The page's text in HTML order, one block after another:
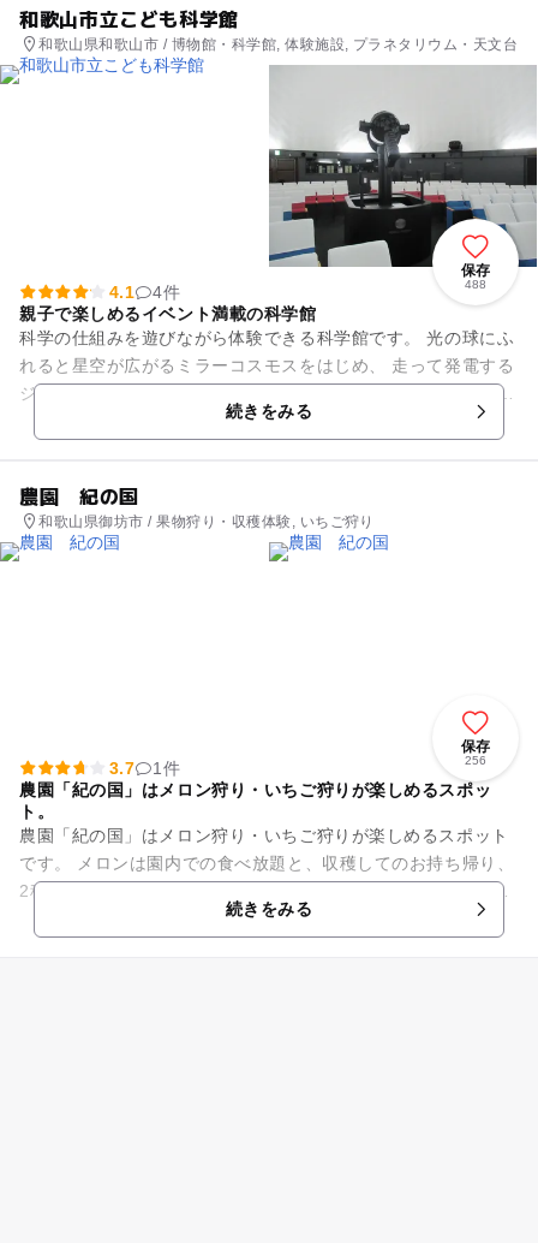
和歌山市立こども科学館
和歌山県和歌山市 / 博物館・科学館, 体験施設, プラネタリウム・天文台
保存
488
4.1
4件
親子で楽しめるイベント満載の科学館
科学の仕組みを遊びながら体験できる科学館です。 光の球にふ
れると星空が広がるミラーコスモスをはじめ、 走って発電する
ジョギング発電や、音を見よう、 地震の体験、わくわくたいけ
続きをみる
農園 紀の国
和歌山県御坊市 / 果物狩り・収穫体験, いちご狩り
保存
256
3.7
1件
農園「紀の国」はメロン狩り・いちご狩りが楽しめるスポッ
ト。
農園「紀の国」はメロン狩り・いちご狩りが楽しめるスポット
です。 メロンは園内での食べ放題と、収穫してのお持ち帰り、
2種類の楽しみ方をご用意しています。 1本の木から1個の実を
続きをみる